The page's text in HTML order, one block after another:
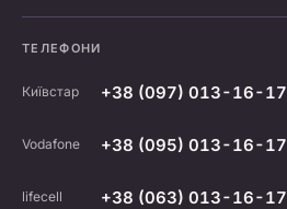
ТЕЛЕФОНИ
Київстар +38 (097) 013-16-17
Vodafone +38 (095) 013-16-17
lifecell +38 (063) 013-16-17